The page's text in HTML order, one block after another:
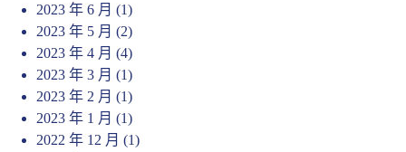
2023 年 6 月 (1)
2023 年 5 月 (2)
2023 年 4 月 (4)
2023 年 3 月 (1)
2023 年 2 月 (1)
2023 年 1 月 (1)
2022 年 12 月 (1)